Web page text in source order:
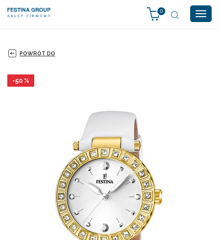
0
POWRÓT DO
-50 %